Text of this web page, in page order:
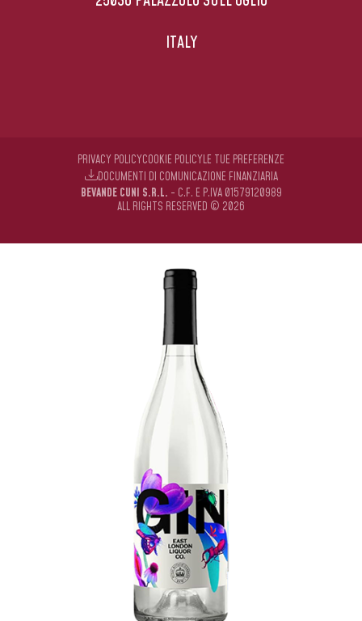
ITALY
BEVANDE CUNI S.R.L. - C.F. E P.IVA 01579120989
ALL RIGHTS RESERVED © 2026
PRIVACY POLICYCOOKIE POLICYLE TUE PREFERENZE
DOCUMENTI DI COMUNICAZIONE FINANZIARIA